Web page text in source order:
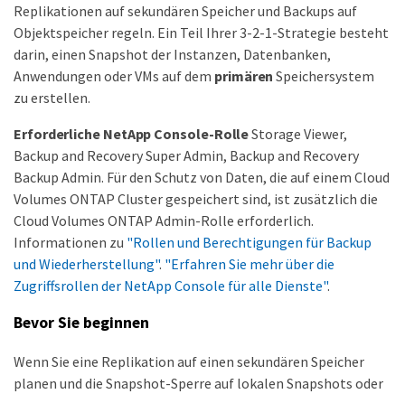
Replikationen auf sekundären Speicher und Backups auf
Objektspeicher regeln. Ein Teil Ihrer 3-2-1-Strategie besteht
darin, einen Snapshot der Instanzen, Datenbanken,
Anwendungen oder VMs auf dem primären Speichersystem
zu erstellen.
Erforderliche NetApp Console-RolleStorage Viewer,
Backup and Recovery Super Admin, Backup and Recovery
Backup Admin. Für den Schutz von Daten, die auf einem Cloud
Volumes ONTAP Cluster gespeichert sind, ist zusätzlich die
Cloud Volumes ONTAP Admin-Rolle erforderlich.
Informationen zu "Rollen und Berechtigungen für Backup
und Wiederherstellung". "Erfahren Sie mehr über die
Zugriffsrollen der NetApp Console für alle Dienste".
Bevor Sie beginnen
Wenn Sie eine Replikation auf einen sekundären Speicher
planen und die Snapshot-Sperre auf lokalen Snapshots oder